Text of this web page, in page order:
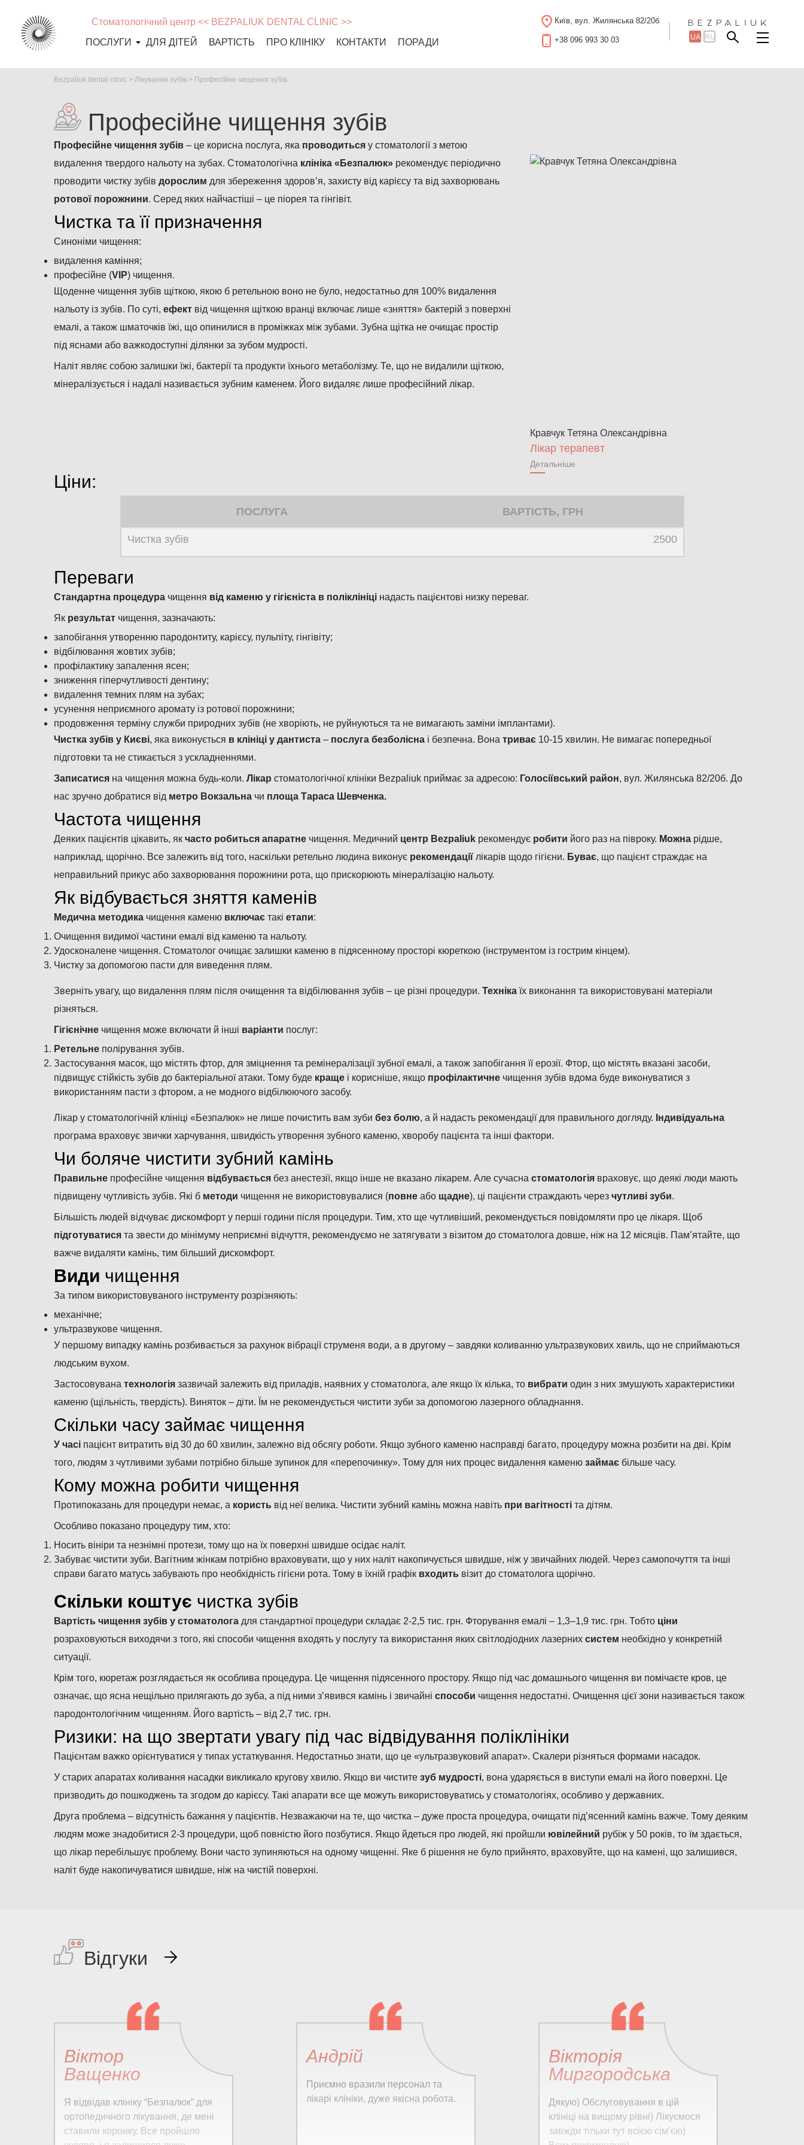
Стоматологічний центр << BEZPALIUK DENTAL CLINIC >>
ПОСЛУГИ
ДЛЯ ДІТЕЙ ВАРТІСТЬ ПРО КЛІНІКУ КОНТАКТИ ПОРАДИ
Київ, вул. Жилянська 82/20б
+38 096 993 30 03 UA RU
Bezpaliuk dental clinic> Лікування зубів> Професійне чищення зубів
Професійне чищення зубів
Професійне чищення зубів– це корисна послуга, яка проводиться у стоматології з метою
видалення твердого нальоту на зубах. Стоматологічна клініка «Безпалюк»рекомендує періодично
проводити чистку зубів дорослим для збереження здоров’я, захисту від карієсу та від захворювань
ротової порожнини. Серед яких найчастіші – це піорея та гінгівіт.
Чистка та її призначення
Синоніми чищення:
видалення каміння;
професійне (VIP) чищення.
Щоденне чищення зубів щіткою, якою б ретельною воно не було, недостатньо для 100% видалення
нальоту із зубів. По суті, ефект від чищення щіткою вранці включає лише «зняття» бактерій з поверхні
емалі, а також шматочків їжі, що опинилися в проміжках між зубами. Зубна щітка не очищає простір
під яснами або важкодоступні ділянки за зубом мудрості.
Наліт являє собою залишки їжі, бактерії та продукти їхнього метаболізму. Те, що не видалили щіткою,
мінералізується і надалі називається зубним каменем. Його видаляє лише професійний лікар.
Кравчук Тетяна Олександрівна
Лікар терапевт
Детальніше
Ціни:
ПОСЛУГА ВАРТІСТЬ, ГРН
Чистка зубів 2500
Переваги
Стандартна процедурачищення від каменю у гігієніста в поліклініцінадасть пацієнтові низку переваг.
Як результат чищення, зазначають:
запобігання утворенню пародонтиту, карієсу, пульпіту, гінгівіту;
відбілювання жовтих зубів;
профілактику запалення ясен;
зниження гіперчутливості дентину;
видалення темних плям на зубах;
усунення неприємного аромату із ротової порожнини;
продовження терміну служби природних зубів (не хворіють, не руйнуються та не вимагають заміни імплантами).
Чистка зубів у Києві, яка виконується в клініці у дантиста – послуга безболіснаі безпечна. Вона триває 10-15 хвилин. Не вимагає попередньої
підготовки та не стикається з ускладненнями.
Записатися на чищення можна будь-коли. Лікар стоматологічної клініки Bezpaliuk приймає за адресою: Голосіївський район, вул. Жилянська 82/20б. До
нас зручно добратися від метро Вокзальна чи площа Тараса Шевченка.
Частота чищення
Деяких пацієнтів цікавить, як часто робиться апаратнечищення. Медичний центр Bezpaliukрекомендує робити його раз на півроку. Можна рідше,
наприклад, щорічно. Все залежить від того, наскільки ретельно людина виконує рекомендації лікарів щодо гігієни. Буває, що пацієнт страждає на
неправильний прикус або захворювання порожнини рота, що прискорюють мінералізацію нальоту.
Як відбувається зняття каменів
Медична методикачищення каменю включає такі етапи:
Очищення видимої частини емалі від каменю та нальоту.
Удосконалене чищення. Стоматолог очищає залишки каменю в підясенному просторі кюреткою (інструментом із гострим кінцем).
Чистку за допомогою пасти для виведення плям.
Зверніть увагу, що видалення плям після очищення та відбілювання зубів – це різні процедури. Техніка їх виконання та використовувані матеріали
різняться.
Гігієнічне чищення може включати й інші варіанти послуг:
Ретельне полірування зубів.
Застосування масок, що містять фтор, для зміцнення та ремінералізації зубної емалі, а також запобігання її ерозії. Фтор, що містять вказані засоби,
підвищує стійкість зубів до бактеріальної атаки. Тому буде краще і корисніше, якщо профілактичне чищення зубів вдома буде виконуватися з
використанням пасти з фтором, а не модного відбілюючого засобу.
Лікар у стоматологічній клініці «Безпалюк» не лише почистить вам зуби без болю, а й надасть рекомендації для правильного догляду. Індивідуальна
програма враховує звички харчування, швидкість утворення зубного каменю, хворобу пацієнта та інші фактори.
Чи боляче чистити зубний камінь
Правильне професійне чищення відбувається без анестезії, якщо інше не вказано лікарем. Але сучасна стоматологія враховує, що деякі люди мають
підвищену чутливість зубів. Які б методи чищення не використовувалися (повнеабо щадне), ці пацієнти страждають через чутливі зуби.
Більшість людей відчуває дискомфорт у перші години після процедури. Тим, хто ще чутливіший, рекомендується повідомляти про це лікаря. Щоб
підготуватися та звести до мінімуму неприємні відчуття, рекомендуємо не затягувати з візитом до стоматолога довше, ніж на 12 місяців. Пам’ятайте, що
важче видаляти камінь, тим більший дискомфорт.
Види чищення
За типом використовуваного інструменту розрізняють:
механічне;
ультразвукове чищення.
У першому випадку камінь розбивається за рахунок вібрації струменя води, а в другому – завдяки коливанню ультразвукових хвиль, що не сприймаються
людським вухом.
Застосовувана технологія зазвичай залежить від приладів, наявних у стоматолога, але якщо їх кілька, то вибрати один з них змушують характеристики
каменю (щільність, твердість). Виняток – діти. Їм не рекомендується чистити зуби за допомогою лазерного обладнання.
Скільки часу займає чищення
У часі пацієнт витратить від 30 до 60 хвилин, залежно від обсягу роботи. Якщо зубного каменю насправді багато, процедуру можна розбити на дві. Крім
того, людям з чутливими зубами потрібно більше зупинок для «перепочинку». Тому для них процес видалення каменю займає більше часу.
Кому можна робити чищення
Протипоказань для процедури немає, а користь від неї велика. Чистити зубний камінь можна навіть при вагітностіта дітям.
Особливо показано процедуру тим, хто:
Носить вініри та незнімні протези, тому що на їх поверхні швидше осідає наліт.
Забуває чистити зуби. Вагітним жінкам потрібно враховувати, що у них наліт накопичується швидше, ніж у звичайних людей. Через самопочуття та інші
справи багато матусь забувають про необхідність гігієни рота. Тому в їхній графік входить візит до стоматолога щорічно.
Скільки коштує чистка зубів
Вартість чищення зубів у стоматологадля стандартної процедури складає 2-2,5 тис. грн. Фторування емалі – 1,3–1,9 тис. грн. Тобто ціни
розраховуються виходячи з того, які способи чищення входять у послугу та використання яких світлодіодних лазерних систем необхідно у конкретній
ситуації.
Крім того, кюретаж розглядається як особлива процедура. Це чищення підясенного простору. Якщо під час домашнього чищення ви помічаєте кров, це
означає, що ясна нещільно прилягають до зуба, а під ними з’явився камінь і звичайні способи чищення недостатні. Очищення цієї зони називається також
пародонтологічним чищенням. Його вартість – від 2,7 тис. грн.
Ризики: на що звертати увагу під час відвідування поліклініки
Пацієнтам важко орієнтуватися у типах устаткування. Недостатньо знати, що це «ультразвуковий апарат». Скалери різняться формами насадок.
У старих апаратах коливання насадки викликало кругову хвилю. Якщо ви чистите зуб мудрості, вона ударяється в виступи емалі на його поверхні. Це
призводить до пошкоджень та згодом до карієсу. Такі апарати все ще можуть використовуватись у стоматологіях, особливо у державних.
Друга проблема – відсутність бажання у пацієнтів. Незважаючи на те, що чистка – дуже проста процедура, очищати під’ясенний камінь важче. Тому деяким
людям може знадобитися 2-3 процедури, щоб повністю його позбутися. Якщо йдеться про людей, які пройшли ювілейний рубіж у 50 років, то їм здається,
що лікар перебільшує проблему. Вони часто зупиняються на одному чищенні. Яке б рішення не було прийнято, враховуйте, що на камені, що залишився,
наліт буде накопичуватися швидше, ніж на чистій поверхні.
Відгуки
Віктор
Ващенко
Я відвідав клініку “Безпалюк” для
ортопедичного лікування, де мені
ставили коронку. Все пройшло
Андрій
Приємно вразили персонал та
лікарі клініки, дуже якісна робота.
Вікторія
Миргородська
Дякую) Обслуговування в цій
клініці на вищому рівні) Лікуємося
завжди тільки тут всією сімʼєю)